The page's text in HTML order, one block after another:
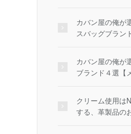
カバン屋の俺が
スバッグブラン
カバン屋の俺が
ブランド４選【
クリーム使用は
する、革製品の